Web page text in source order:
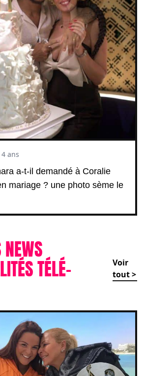
a-t-il demandé à Coralie
mariage ? une photo sème le
ans
NEWS
TÉLÉ-
Voir
tout >